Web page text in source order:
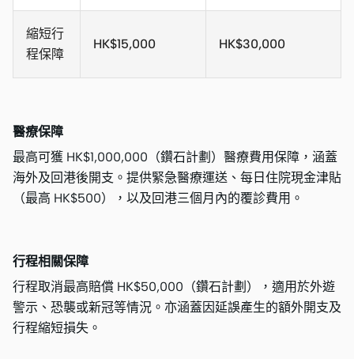
縮短行
程保障
HK$15,000 HK$30,000
醫療保障
最高可獲 HK$1,000,000（鑽石計劃）醫療費用保障，涵蓋
海外及回港後開支。提供緊急醫療運送、每日住院現金津貼
（最高 HK$500），以及回港三個月內的覆診費用。
行程相關保障
行程取消最高賠償 HK$50,000（鑽石計劃），適用於外遊
警示、恐襲或新冠等情況。亦涵蓋因延誤產生的額外開支及
行程縮短損失。